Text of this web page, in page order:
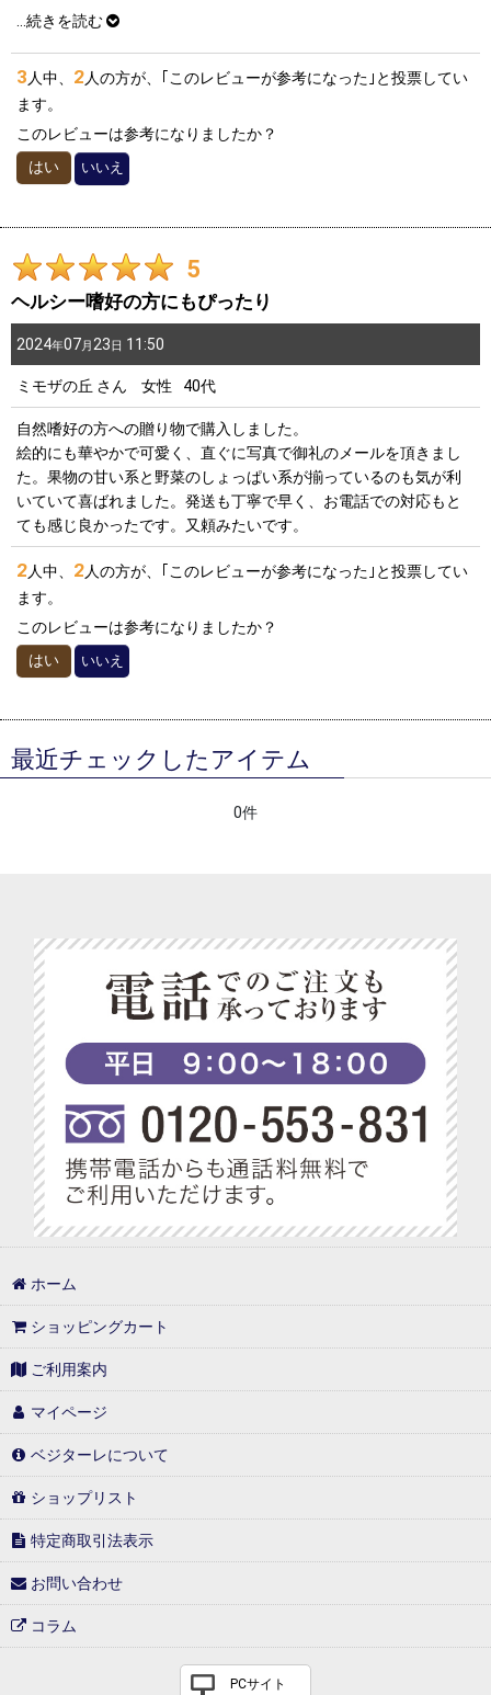
喜びは循環するんだなと感じるお菓子でした。
続きを読む
3 人中、 2人の方が、｢このレビューが参考になった｣と投票してい
ます。
このレビューは参考になりましたか？
はい
いいえ
5
ヘルシー嗜好の方にもぴったり
2024年07月 23日 11:50
ミモザの丘 さん 女性 40代
自然嗜好の方への贈り物で購入しました。
絵的にも華やかで可愛く、直ぐに写真で御礼のメールを頂きまし
た。果物の甘い系と野菜のしょっぱい系が揃っているのも気が利
いていて喜ばれました。発送も丁寧で早く、お電話での対応もと
ても感じ良かったです。又頼みたいです。
2人中、 2人の方が、｢このレビューが参考になった｣と投票してい
ます。
このレビューは参考になりましたか？
はい
いいえ
最近チェックしたアイテム
0件
ホーム
ショッピングカート
ご利用案内
マイページ
ベジターレについて
ショップリスト
特定商取引法表示
お問い合わせ
コラム
PCサイト